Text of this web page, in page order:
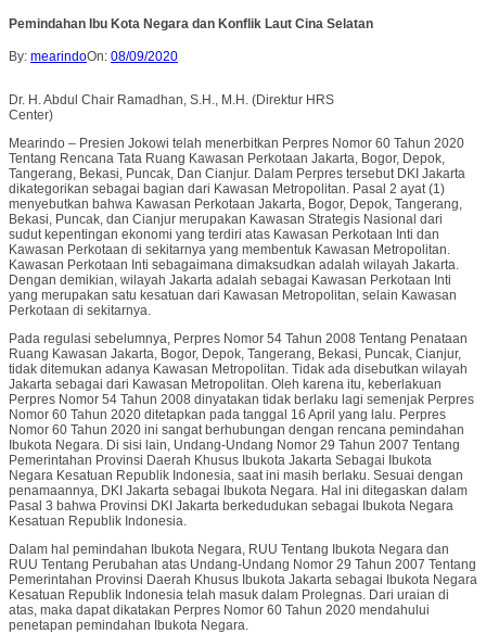
Pemindahan Ibu Kota Negara dan Konflik Laut Cina Selatan
By: mearindoOn: 08/09/2020
Dr. H. Abdul Chair Ramadhan, S.H., M.H. (Direktur HRS
Center)
Mearindo – Presien Jokowi telah menerbitkan Perpres Nomor 60 Tahun 2020
Tentang Rencana Tata Ruang Kawasan Perkotaan Jakarta, Bogor, Depok,
Tangerang, Bekasi, Puncak, Dan Cianjur. Dalam Perpres tersebut DKI Jakarta
dikategorikan sebagai bagian dari Kawasan Metropolitan. Pasal 2 ayat (1)
menyebutkan bahwa Kawasan Perkotaan Jakarta, Bogor, Depok, Tangerang,
Bekasi, Puncak, dan Cianjur merupakan Kawasan Strategis Nasional dari
sudut kepentingan ekonomi yang terdiri atas Kawasan Perkotaan Inti dan
Kawasan Perkotaan di sekitarnya yang membentuk Kawasan Metropolitan.
Kawasan Perkotaan Inti sebagaimana dimaksudkan adalah wilayah Jakarta.
Dengan demikian, wilayah Jakarta adalah sebagai Kawasan Perkotaan Inti
yang merupakan satu kesatuan dari Kawasan Metropolitan, selain Kawasan
Perkotaan di sekitarnya.
Pada regulasi sebelumnya, Perpres Nomor 54 Tahun 2008 Tentang Penataan
Ruang Kawasan Jakarta, Bogor, Depok, Tangerang, Bekasi, Puncak, Cianjur,
tidak ditemukan adanya Kawasan Metropolitan. Tidak ada disebutkan wilayah
Jakarta sebagai dari Kawasan Metropolitan. Oleh karena itu, keberlakuan
Perpres Nomor 54 Tahun 2008 dinyatakan tidak berlaku lagi semenjak Perpres
Nomor 60 Tahun 2020 ditetapkan pada tanggal 16 April yang lalu. Perpres
Nomor 60 Tahun 2020 ini sangat berhubungan dengan rencana pemindahan
Ibukota Negara. Di sisi lain, Undang-Undang Nomor 29 Tahun 2007 Tentang
Pemerintahan Provinsi Daerah Khusus Ibukota Jakarta Sebagai Ibukota
Negara Kesatuan Republik Indonesia, saat ini masih berlaku. Sesuai dengan
penamaannya, DKI Jakarta sebagai Ibukota Negara. Hal ini ditegaskan dalam
Pasal 3 bahwa Provinsi DKI Jakarta berkedudukan sebagai Ibukota Negara
Kesatuan Republik Indonesia.
Dalam hal pemindahan Ibukota Negara, RUU Tentang Ibukota Negara dan
RUU Tentang Perubahan atas Undang-Undang Nomor 29 Tahun 2007 Tentang
Pemerintahan Provinsi Daerah Khusus Ibukota Jakarta sebagai Ibukota Negara
Kesatuan Republik Indonesia telah masuk dalam Prolegnas. Dari uraian di
atas, maka dapat dikatakan Perpres Nomor 60 Tahun 2020 mendahului
penetapan pemindahan Ibukota Negara.